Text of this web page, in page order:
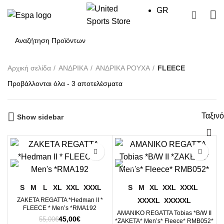
GR
Αρχική σελίδα ΑΝΔΡΙΚΑ ΑΝΔΡΙΚΑ ΡΟΥΧΑ
FLΕΕCΕ
Προβάλλονται όλα - 3 αποτελέσματαSorted
low
Show sidebar
S M L XL XXL XXXL
ΖΑΚΕΤΑ REGATTA *Hedman II *
FLEECE * Men’s *RMA192
55,00€Original
45,00€Η
S M XL XXL XXXL
XXXXL XXXXXL
ΑΜΑΝΙΚΟ REGATTA Tobias *B/W II
*ΖΑΚΕΤΑ* Men’s* Fleece* RMB052*